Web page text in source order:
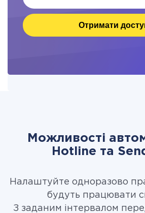
Отримати
Можливості
Hotline та
Налаштуйте одноразово
будуть працювати
З заданим інтервалом